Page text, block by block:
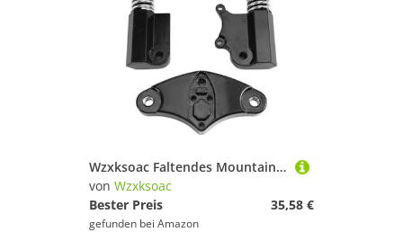
Wzxksoac Faltendes Mountainbike 10 Elektroroller Hydraulische Vorderstoßdämpfung
von Wzxksoac
Bester Preis
35,58 €
gefunden bei Amazon